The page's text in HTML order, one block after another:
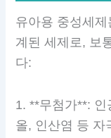
유아용 중성세
계된 세제로, 보
다:
1. **무첨가**:
올, 인산염 등 자